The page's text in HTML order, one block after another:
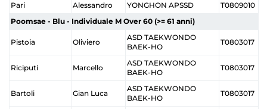
Pari
Alessandro YONGHON APSSD
T0809010
Poomsae - Blu - Individuale M Over 60 (>= 61 anni)
Pistoia Oliviero
ASD TAEKWONDO
BAEK-HO
T0803017
Riciputi Marcello
ASD TAEKWONDO
BAEK-HO
T0803017
Bartoli Gian Luca
ASD TAEKWONDO
BAEK-HO
T0803017